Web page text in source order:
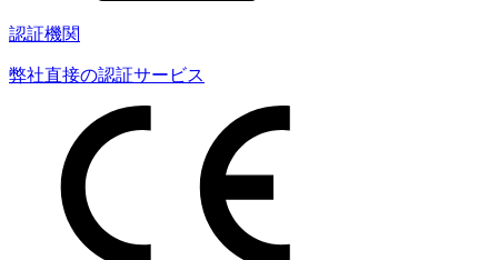
認証機関
弊社直接の認証サービス